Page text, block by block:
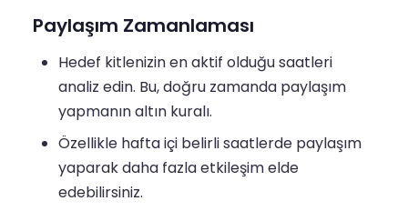
Paylaşım Zamanlaması
Hedef kitlenizin en aktif olduğu saatleri
analiz edin. Bu, doğru zamanda paylaşım
yapmanın altın kuralı.
Özellikle hafta içi belirli saatlerde paylaşım
yaparak daha fazla etkileşim elde
edebilirsiniz.